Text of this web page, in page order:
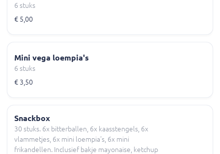
6 stuks
€ 5,00
Mini vega loempia's
6 stuks
€ 3,50
Snackbox
30 stuks. 6x bitterballen, 6x kaasstengels, 6x
vlammetjes, 6x mini loempia's, 6x mini
frikandellen. Inclusief bakje mayonaise, ketchup